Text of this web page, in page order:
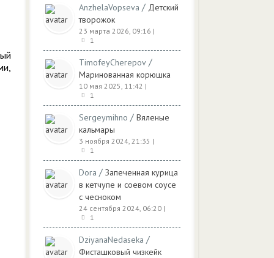
AnzhelaVopseva / Детский
творожок
23 марта 2026, 09:16 |
1
TimofeyCherepov /
Маринованная корюшка
10 мая 2025, 11:42 |
1
Sergeymihno / Вяленые
кальмары
3 ноября 2024, 21:35 |
1
Dora / Запеченная курица
в кетчупе и соевом соусе
с чесноком
24 сентября 2024, 06:20 |
1
DziyanaNedaseka /
Фисташковый чизкейк